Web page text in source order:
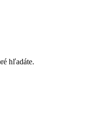
hľadáte.